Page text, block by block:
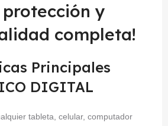
y
completa!
Principales
DIGITAL
tableta, celular, computador